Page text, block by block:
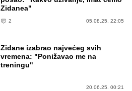
Zidanea"
2 05.08.25. 22:05
Zidane izabrao najvećeg svih
vremena: "Ponižavao me na
treningu"
20.06.25. 00:21